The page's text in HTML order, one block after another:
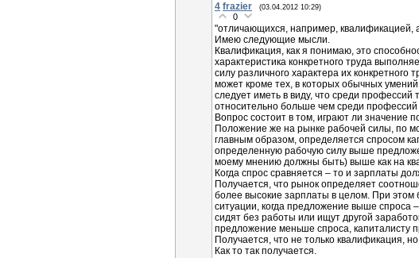
4 frazier (03.04.2012 10:29)
0
"отличающихся, например, квалификацией,
Имею следующие мысли.
Квалификация, как я понимаю, это
характеристика конкретного труда
силу различного характера их
может кроме тех, в которых обычных
следует иметь в виду, что среди
относительно больше чем среди
Вопрос состоит в том, играют ли
Положение же на рынке рабочей силы, по
главным образом, определяется спросом
определенную рабочую силу выше
моему мнению должны быть) выше как на
Когда спрос сравняется – то и зарплаты
Получается, что рынок определяет
более высокие зарплаты в целом. При
ситуации, когда предложение выше
сидят без работы или ищут другой
предложение меньше спроса, капиталисту
Получается, что не только квалификация,
Как то так получается.